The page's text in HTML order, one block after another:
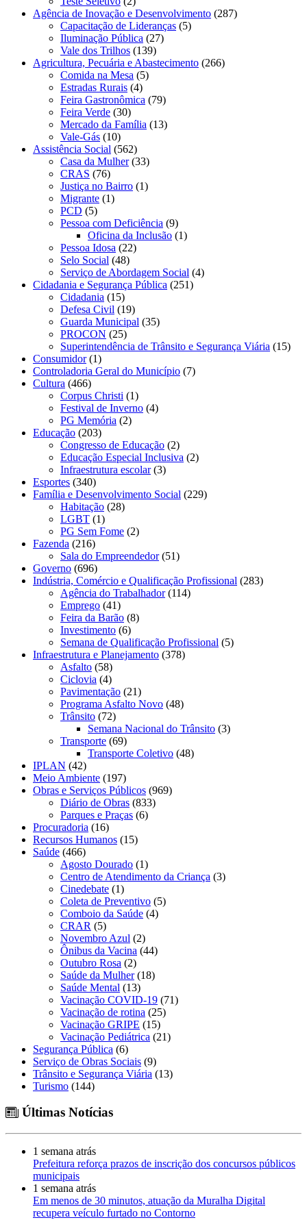
Agência de Inovação e Desenvolvimento (287)
Capacitação de Lideranças (5)
Iluminação Pública (27)
Vale dos Trilhos (139)
Agricultura, Pecuária e Abastecimento (266)
Comida na Mesa (5)
Estradas Rurais (4)
Feira Gastronômica (79)
Feira Verde (30)
Mercado da Família (13)
Vale-Gás (10)
Assistência Social (562)
Casa da Mulher(33)
CRAS (76)
Justiça no Bairro (1)
Migrante (1)
PCD (5)
Pessoa com Deficiência (9)
Oficina da Inclusão (1)
Pessoa Idosa (22)
Selo Social (48)
Serviço de Abordagem Social (4)
Cidadania e Segurança Pública (251)
Cidadania (15)
Defesa Civil (19)
Guarda Municipal (35)
PROCON (25)
Superintendência de Trânsito e Segurança Viária (15)
Consumidor(1)
Controladoria Geral do Município (7)
Cultura (466)
Corpus Christi (1)
Festival de Inverno (4)
PG Memória (2)
Educação (203)
Congresso de Educação (2)
Educação Especial Inclusiva (2)
Infraestrutura escolar(3)
Esportes (340)
Família e Desenvolvimento Social (229)
Habitação (28)
LGBT (1)
PG Sem Fome (2)
Fazenda (216)
Sala do Empreendedor(51)
Governo (696)
Indústria, Comércio e Qualificação Profissional (283)
Agência do Trabalhador(114)
Emprego (41)
Feira da Barão (8)
Investimento (6)
Semana de Qualificação Profissional (5)
Infraestrutura e Planejamento (378)
Asfalto (58)
Ciclovia (4)
Pavimentação (21)
Programa Asfalto Novo (48)
Trânsito (72)
Semana Nacional do Trânsito (3)
Transporte (69)
Transporte Coletivo (48)
IPLAN (42)
Meio Ambiente (197)
Obras e Serviços Públicos (969)
Diário de Obras (833)
Parques e Praças (6)
Procuradoria (16)
Recursos Humanos (15)
Saúde (466)
Agosto Dourado (1)
Centro de Atendimento da Criança (3)
Cinedebate (1)
Coleta de Preventivo (5)
Comboio da Saúde (4)
CRAR (5)
Novembro Azul (2)
Ônibus da Vacina (44)
Outubro Rosa (2)
Saúde da Mulher(18)
Saúde Mental (13)
Vacinação COVID-19 (71)
Vacinação de rotina (25)
Vacinação GRIPE (15)
Vacinação Pediátrica (21)
Segurança Pública (6)
Serviço de Obras Sociais (9)
Trânsito e Segurança Viária (13)
Turismo (144)
Últimas Notícias
1 semana atrás
Prefeitura reforça prazos de inscrição dos concursos públicos
municipais
1 semana atrás
Em menos de 30 minutos, atuação da Muralha Digital
recupera veículo furtado no Contorno